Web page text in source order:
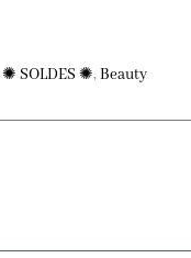
✺ SOLDES ✺,Beauty